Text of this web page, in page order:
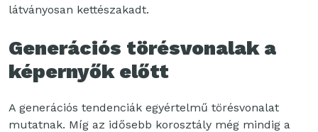
látványosan kettészakadt.
Generációs törésvonalak a
képernyők előtt
A generációs tendenciák egyértelmű törésvonalat
mutatnak. Míg az idősebb korosztály még mindig a